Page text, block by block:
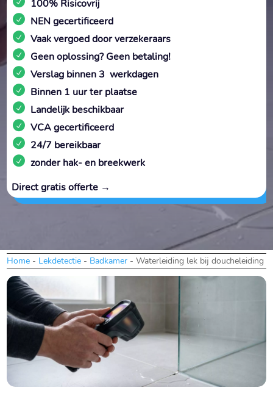
100% Risicovrij
NEN gecertificeerd
Vaak vergoed door verzekeraars
Geen oplossing? Geen betaling!
Verslag binnen 3 werkdagen
Binnen 1 uur ter plaatse
Landelijk beschikbaar
VCA gecertificeerd
24/7 bereikbaar
zonder hak- en breekwerk
Direct gratis offerte →
Home - Lekdetectie - Badkamer -Waterleiding lek bij doucheleiding